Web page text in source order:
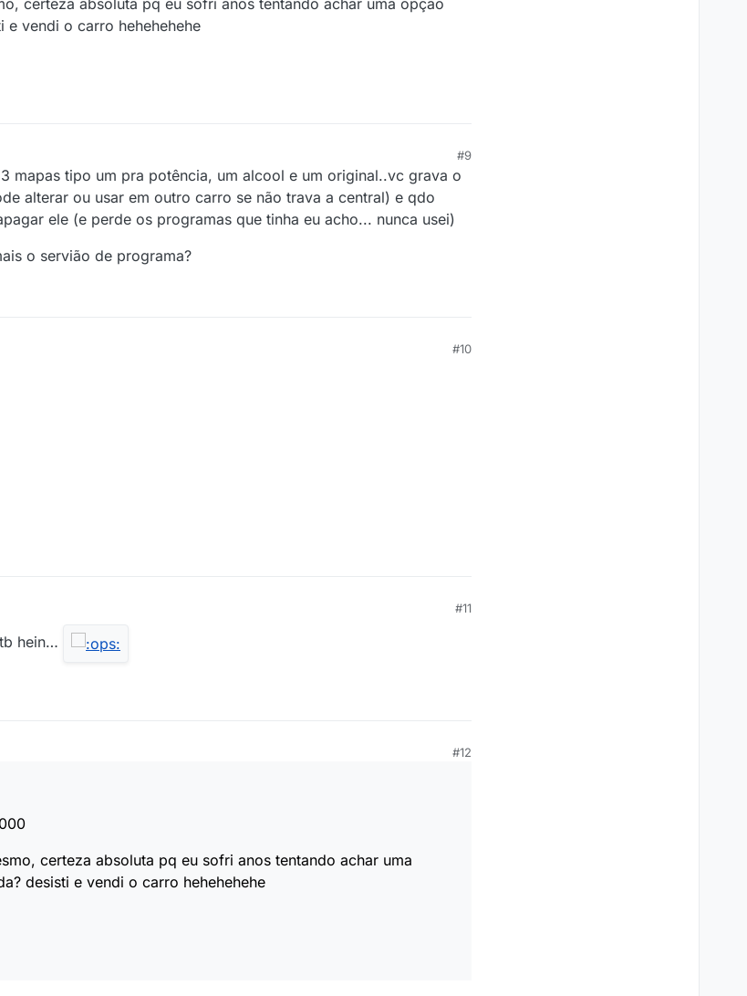
certeza absoluta pq eu sofri anos tentando achar uma opção
e vendi o carro hehehehehe
#9
mapas tipo um pra potência, um alcool e um original..vc grava o
alterar ou usar em outro carro se não trava a central) e qdo
ele (e perde os programas que tinha eu acho... nunca usei)
o servião de programa?
#10
#11
hein…
#12
certeza absoluta pq eu sofri anos tentando achar uma
desisti e vendi o carro hehehehehe